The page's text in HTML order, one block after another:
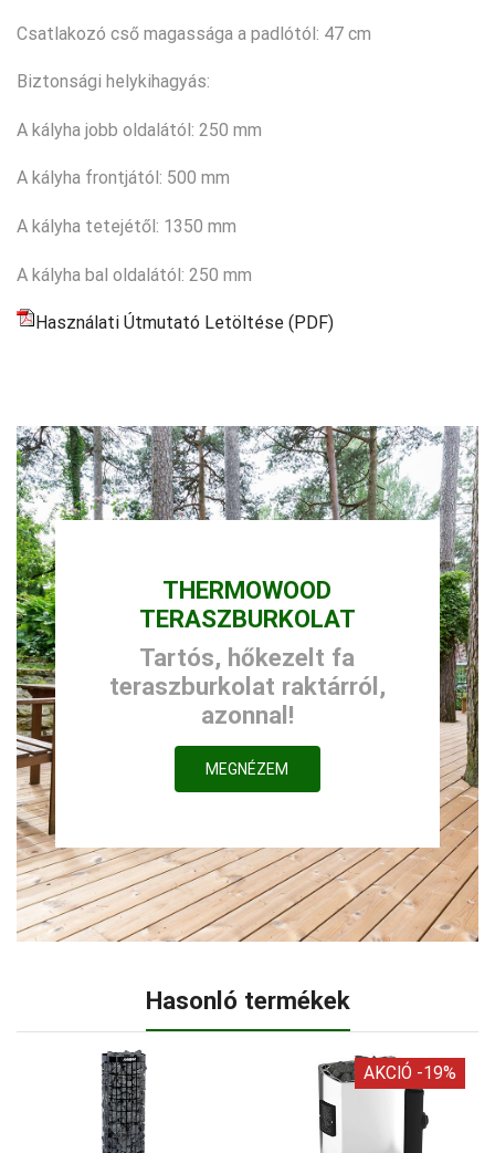
Csatlakozó cső magassága a padlótól: 47 cm
Biztonsági helykihagyás:
A kályha jobb oldalától: 250 mm
A kályha frontjától: 500 mm
A kályha tetejétől: 1350 mm
A kályha bal oldalától: 250 mm
Használati Útmutató Letöltése (PDF)
THERMOWOOD
TERASZBURKOLAT
Tartós, hőkezelt fa
teraszburkolat raktárról,
azonnal!
MEGNÉZEM
Hasonló termékek
AKCIÓ -19%